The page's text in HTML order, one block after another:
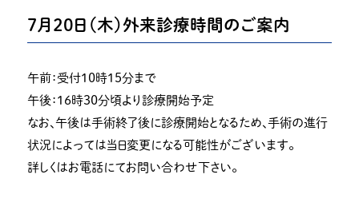
７月２０日（木）外来診療時間のご案内
午前：受付１０時１５分まで
午後：１６時３０分頃より診療開始予定
なお、午後は手術終了後に診療開始となるため、手術の進行
状況によっては当日変更になる可能性がございます。
詳しくはお電話にてお問い合わせ下さい。